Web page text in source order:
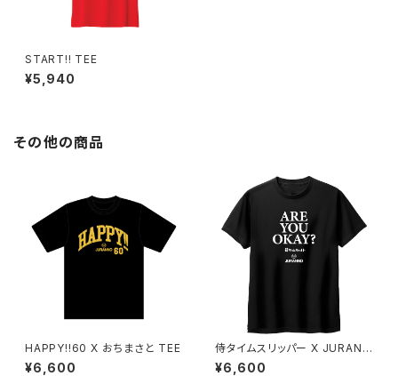
START!! TEE
¥5,940
その他の商品
HAPPY!!60 X おちまさと TEE
¥6,600
侍タイムスリッパー X JURANN
O "大丈夫ですか?" TEE
¥6,600